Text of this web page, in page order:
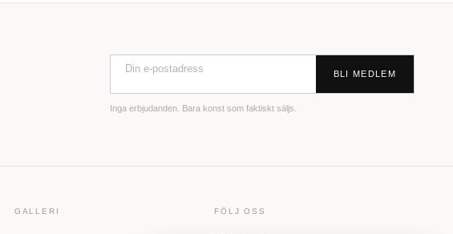
BLI MEDLEM
Inga erbjudanden. Bara konst som faktiskt säljs.
GALLERI FÖLJ OSS